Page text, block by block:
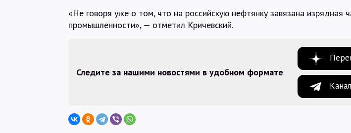
«Не говоря уже о том, что на российскую нефтянку завязана изрядная
промышленности», — отметил Кричевский.
Следите за нашими новостями в удобном формате